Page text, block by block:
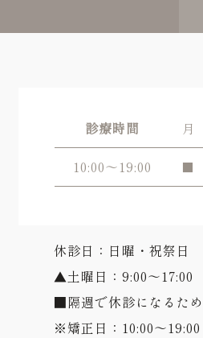
診療時間 月
10:00～19:00 ■
休診日：日曜・祝祭日
▲土曜日：9:00～17:00
■隔週で休診になるた
※矯正日：10:00～19:00